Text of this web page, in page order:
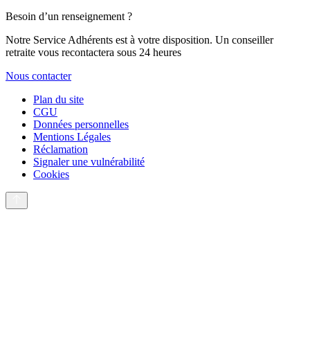
Besoin d’un renseignement ?
Notre Service Adhérents est à votre disposition. Un conseiller
retraite vous recontactera sous 24 heures
Nous contacter
Plan du site
CGU
Données personnelles
Mentions Légales
Réclamation
Signaler une vulnérabilité
Cookies